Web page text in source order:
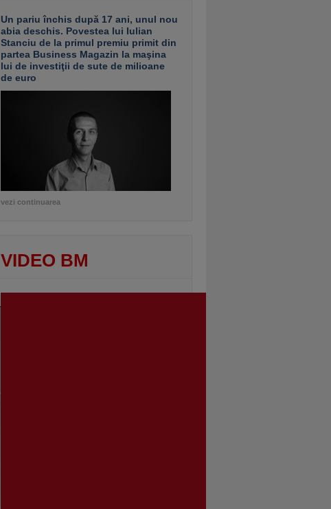
Un pariu închis după 17 ani, unul nou
abia deschis. Povestea lui Iulian
Stanciu de la primul premiu primit din
partea Business Magazin la maşina
lui de investiţii de sute de milioane
de euro
vezi continuarea
VIDEO BM